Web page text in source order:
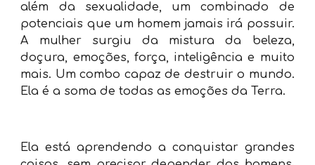
além da sexualidade, um combinado de
potenciais que um homem jamais irá possuir.
A mulher surgiu da mistura da beleza,
doçura, emoções, força, inteligência e muito
mais. Um combo capaz de destruir o mundo.
Ela é a soma de todas as emoções da Terra.
Ela está aprendendo a conquistar grandes